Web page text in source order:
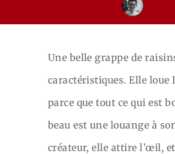
Une belle grappe de
caractéristiques. Elle loue
parce que tout ce qui est
beau est une louange à
créateur, elle attire l’œil,